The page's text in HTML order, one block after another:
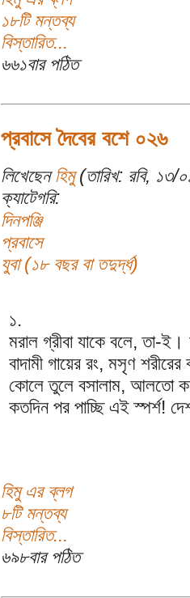
১৮টি মন্তব্য
বিস্তারিত...
৬৬১বার পঠিত
প্রবাসে দৈবের বশে ০২৬
লিখেছেনহিমু(তারিখ: রবি, ১৩/
ক্যাটেগরি:
দিনপঞ্জি
প্রবাসে
যুবা (১৮ বছর বা তদুর্দ্ধ)
১.
মরাল গ্রীবা যাকে বলে, তা-
বাদামী গায়ের রং, মসৃণ
কোলে তুলে বসালাম, আলতো
কতদিন পর পাচ্ছি এই স্পর্শ!
হিমু এর ব্লগ
৮টি মন্তব্য
বিস্তারিত...
৬৯৮বার পঠিত